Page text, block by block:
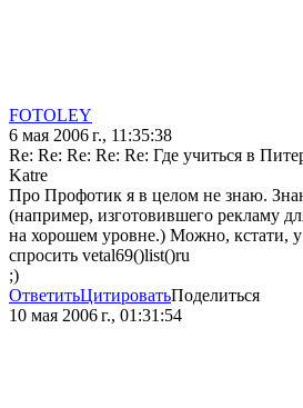
FOTOLEY
6 мая 2006 г., 11:35:38
Re: Re: Re: Re: Re: Где учиться в
Katre
Про Профотик я в целом не знаю.
(например, изготовившего рекламу
на хорошем уровне.) Можно, кстати,
спросить vetal69()list()ru
;)
ОтветитьЦитироватьПоделиться
10 мая 2006 г., 01:31:54